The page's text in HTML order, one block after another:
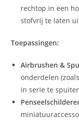
rechtop in een
stofvrij te laten
Toepassingen:
Airbrushen &
onderdelen
in serie te